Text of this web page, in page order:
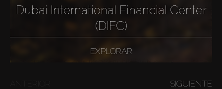
Dubai International Financial Center
(DIFC)
EXPLORAR
SIGUIENTE